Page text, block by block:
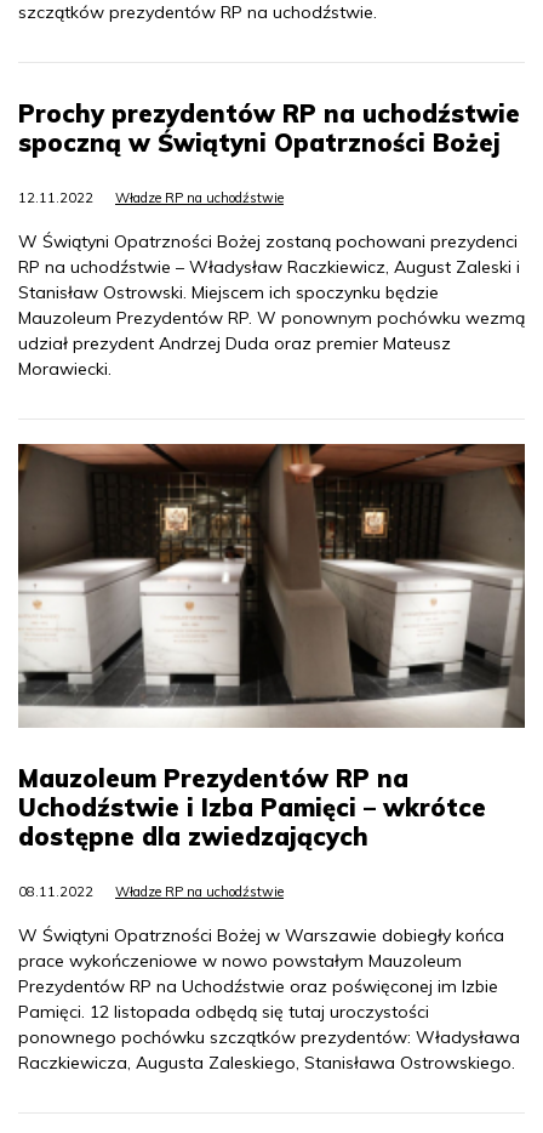
szczątków prezydentów RP na uchodźstwie.
Prochy prezydentów RP na uchodźstwie
spoczną w Świątyni Opatrzności Bożej
12.11.2022 Władze RP na uchodźstwie
W Świątyni Opatrzności Bożej zostaną pochowani prezydenci
RP na uchodźstwie – Władysław Raczkiewicz, August Zaleski i
Stanisław Ostrowski. Miejscem ich spoczynku będzie
Mauzoleum Prezydentów RP. W ponownym pochówku wezmą
udział prezydent Andrzej Duda oraz premier Mateusz
Morawiecki.
Mauzoleum Prezydentów RP na
Uchodźstwie i Izba Pamięci – wkrótce
dostępne dla zwiedzających
08.11.2022 Władze RP na uchodźstwie
W Świątyni Opatrzności Bożej w Warszawie dobiegły końca
prace wykończeniowe w nowo powstałym Mauzoleum
Prezydentów RP na Uchodźstwie oraz poświęconej im Izbie
Pamięci. 12 listopada odbędą się tutaj uroczystości
ponownego pochówku szczątków prezydentów: Władysława
Raczkiewicza, Augusta Zaleskiego, Stanisława Ostrowskiego.